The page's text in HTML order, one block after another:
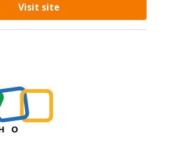
Visit site